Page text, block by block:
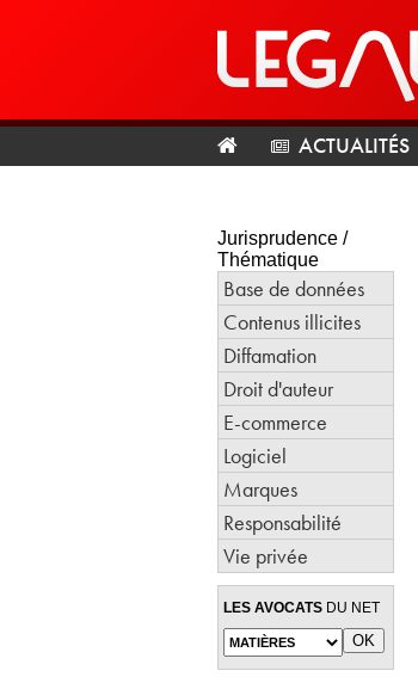
ACTUALITÉS
Jurisprudence /
Thématique
Base de données
Contenus illicites
Diffamation
Droit d'auteur
E-commerce
Logiciel
Marques
Responsabilité
Vie privée
LES AVOCATS DU NET